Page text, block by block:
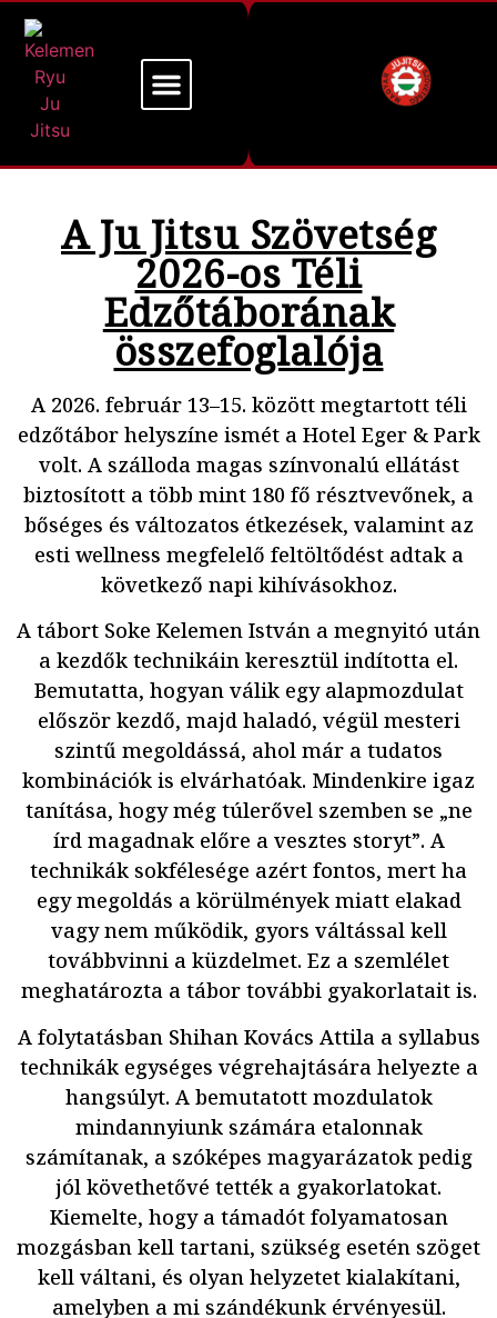
A Ju Jitsu Szövetség
2026-os Téli
Edzőtáborának
összefoglalója
A 2026. február 13–15. között megtartott téli
edzőtábor helyszíne ismét a Hotel Eger & Park
volt. A szálloda magas színvonalú ellátást
biztosított a több mint 180 fő résztvevőnek, a
bőséges és változatos étkezések, valamint az
esti wellness megfelelő feltöltődést adtak a
következő napi kihívásokhoz.
A tábort Soke Kelemen István a megnyitó után
a kezdők technikáin keresztül indította el.
Bemutatta, hogyan válik egy alapmozdulat
először kezdő, majd haladó, végül mesteri
szintű megoldássá, ahol már a tudatos
kombinációk is elvárhatóak. Mindenkire igaz
tanítása, hogy még túlerővel szemben se „ne
írd magadnak előre a vesztes storyt”. A
technikák sokfélesége azért fontos, mert ha
egy megoldás a körülmények miatt elakad
vagy nem működik, gyors váltással kell
továbbvinni a küzdelmet. Ez a szemlélet
meghatározta a tábor további gyakorlatait is.
A folytatásban Shihan Kovács Attila a syllabus
technikák egységes végrehajtására helyezte a
hangsúlyt. A bemutatott mozdulatok
mindannyiunk számára etalonnak
számítanak, a szóképes magyarázatok pedig
jól követhetővé tették a gyakorlatokat.
Kiemelte, hogy a támadót folyamatosan
mozgásban kell tartani, szükség esetén szöget
kell váltani, és olyan helyzetet kialakítani,
amelyben a mi szándékunk érvényesül.